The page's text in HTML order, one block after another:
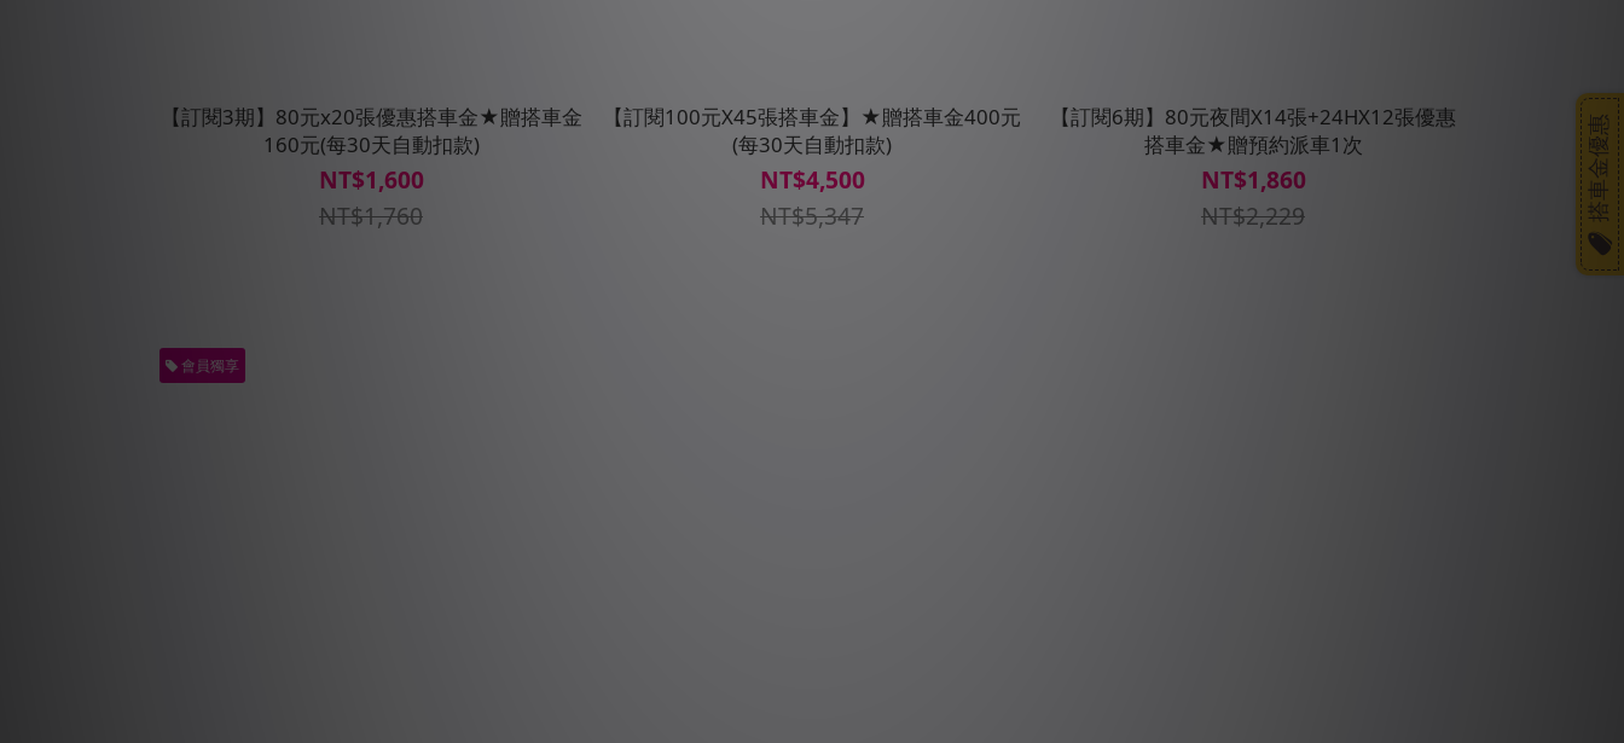
【訂閱3期】80元x20張優惠搭車金★贈搭車金
160元(每30天自動扣款)
NT$1,600
NT$1,760
【訂閱100元X45張搭車金】★贈搭車金400元
(每30天自動扣款)
NT$4,500
NT$5,347
【訂閱6期】80元夜間X14張+24HX12張優惠
搭車金★贈預約派車1次
NT$1,860
NT$2,229
會員獨享
搭車金優惠